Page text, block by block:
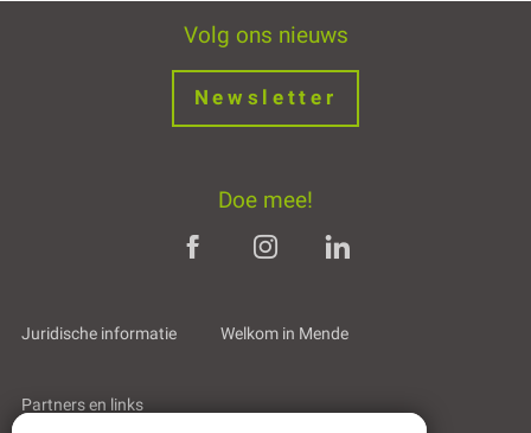
Volg ons nieuws
Newsletter
Doe mee!
Juridische informatie Welkom in Mende
Partners en links